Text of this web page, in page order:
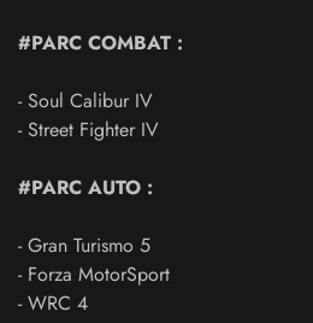
#PARC COMBAT :
- Soul Calibur IV
- Street Fighter IV
#PARC AUTO :
- Gran Turismo 5
- Forza MotorSport
- WRC 4